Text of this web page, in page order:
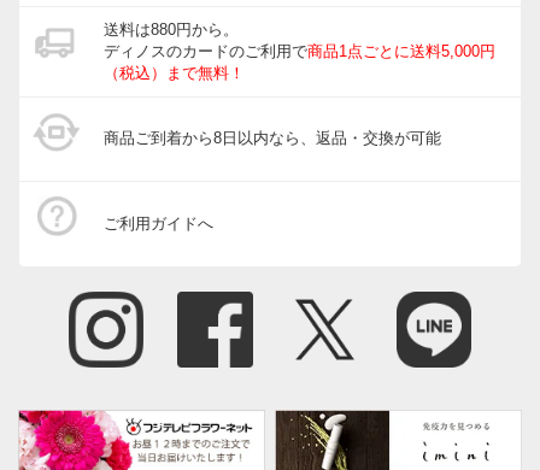
送料は880円から。
ディノスのカードのご利用で商品1点ごとに送料5,000円
（税込）まで無料！
商品ご到着から8日以内なら、返品・交換が可能
ご利用ガイドへ